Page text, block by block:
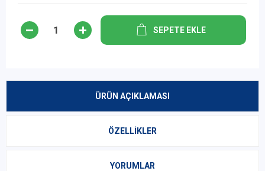
SEPETE EKLE
ÜRÜN AÇIKLAMASI
ÖZELLIKLER
YORUMLAR